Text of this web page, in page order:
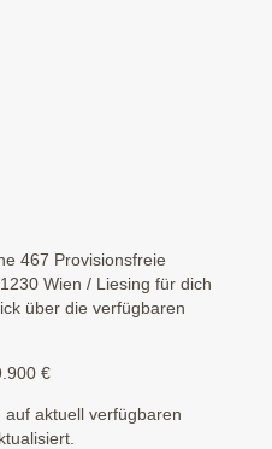
467 Provisionsfreie
Wien / Liesing für dich
über die verfügbaren
€
aktuell verfügbaren